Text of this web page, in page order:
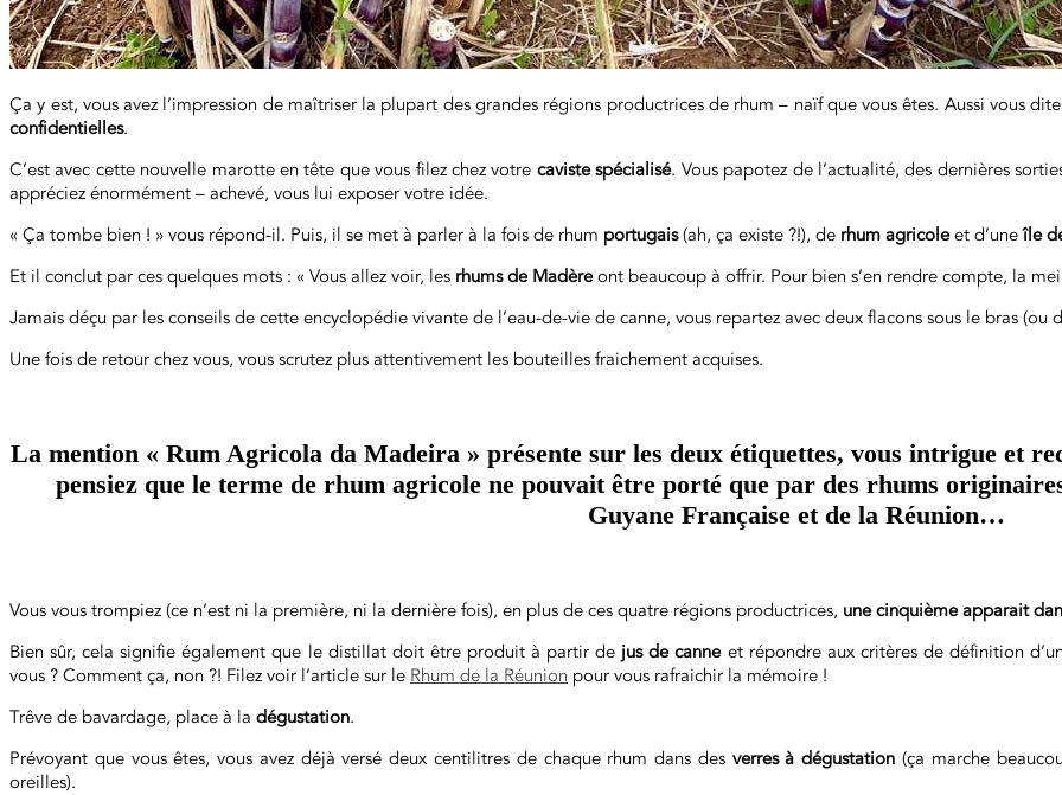
Ça y est, vous avez l’impression de maîtriser la plupart des grandes régions productrices de rhum – naïf que vous êtes. Aussi vous
confidentielles.
C’est avec cette nouvelle marotte en tête que vous filez chez votre caviste spécialisé. Vous papotez de l’actualité, des dernières
appréciez énormément – achevé, vous lui exposer votre idée.
« Ça tombe bien ! » vous répond-il. Puis, il se met à parler à la fois de rhum portugais(ah, ça existe ?!), de rhum agricoleet d’uneîle
Et il conclut par ces quelques mots : « Vous allez voir, les rhums de Madèreont beaucoup à offrir. Pour bien s’en rendre compte, la
Jamais déçu par les conseils de cette encyclopédie vivante de l’eau-de-vie de canne, vous repartez avec deux flacons sous le bras (ou
Une fois de retour chez vous, vous scrutez plus attentivement les bouteilles fraichement acquises.
La mention « Rum Agricola da Madeira » présente sur les deux étiquettes, vous intrigue et
pensiez que le terme de rhum agricole ne pouvait être porté que par des rhums
Guyane Française et de la Réunion…
Vous vous trompiez (ce n’est ni la première, ni la dernière fois), en plus de ces quatre régions productrices, une cinquième apparait
Bien sûr, cela signifie également que le distillat doit être produit à partir de jus de canneet répondre aux critères de définition d’un
vous ? Comment ça, non ?! Filez voir l’article sur le Rhum de la Réunion pour vous rafraichir la mémoire !
Trêve de bavardage, place à la dégustation.
Prévoyant que vous êtes, vous avez déjà versé deux centilitres de chaque rhum dans des verres à dégustation (ça marche
oreilles).